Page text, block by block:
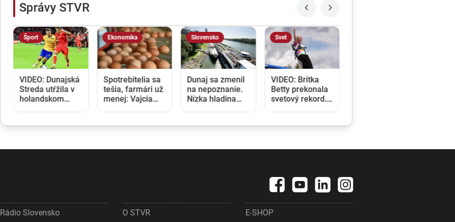
Správy STVR
Šport
VIDEO: Dunajská
Streda utŕžila v
holandskom
odvete sa bude
Ekonomika
Spotrebitelia sa
tešia, farmári už
menej: Vajcia
minimum
Slovensko
Dunaj sa zmenil
na nepoznanie.
Nízka hladina
na prepravu
Svet
VIDEO: Britka
Betty prekonala
svetový rekord.
ženou, ktorá
Rádio Slovensko
O STVR
E-SHOP